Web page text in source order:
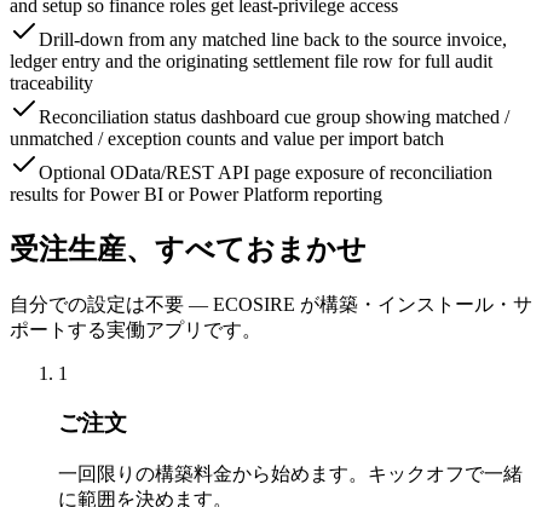
and setup so finance roles get least-privilege access
Drill-down from any matched line back to the source invoice,
ledger entry and the originating settlement file row for full audit
traceability
Reconciliation status dashboard cue group showing matched /
unmatched / exception counts and value per import batch
Optional OData/REST API page exposure of reconciliation
results for Power BI or Power Platform reporting
受注生産、すべておまかせ
自分での設定は不要 — ECOSIRE が構築・インストール・サ
ポートする実働アプリです。
1
ご注文
一回限りの構築料金から始めます。キックオフで一緒
に範囲を決めます。